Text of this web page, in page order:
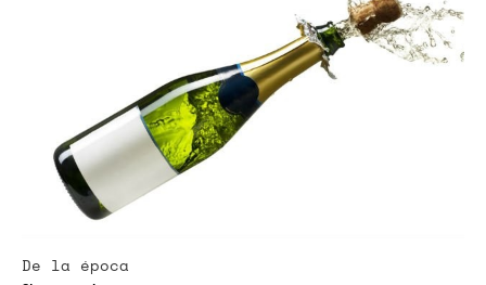
De la época